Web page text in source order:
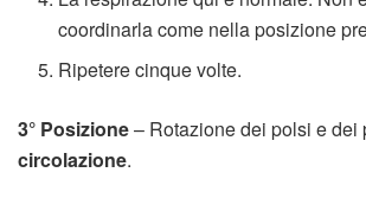
coordinarla come nella posizione
Ripetere cinque volte.
3° Posizione– Rotazione dei polsi e dei
circolazione.